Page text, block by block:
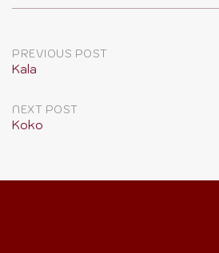
Post
PREVIOUS POST
Kala
NEXT POST
Koko